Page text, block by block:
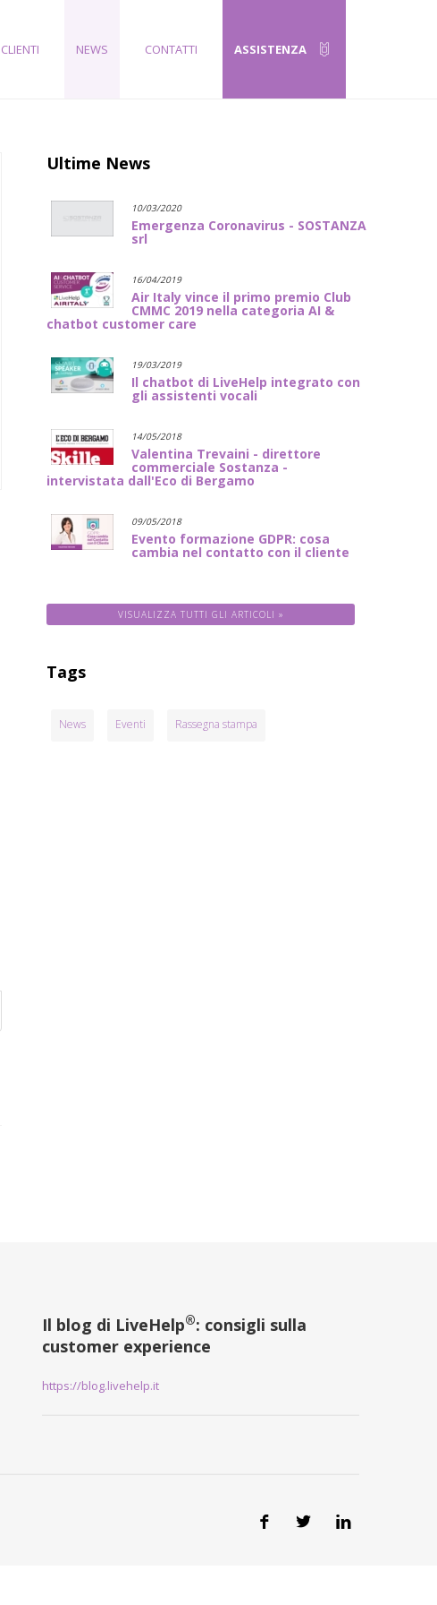
CLIENTI NEWS CONTATTI ASSISTENZA
Ultime News
10/03/2020
Emergenza Coronavirus - SOSTANZA
srl
16/04/2019
Air Italy vince il primo premio Club
CMMC 2019 nella categoria AI &
chatbot customer care
19/03/2019
Il chatbot di LiveHelp integrato con
gli assistenti vocali
14/05/2018
Valentina Trevaini - direttore
commerciale Sostanza -
intervistata dall'Eco di Bergamo
09/05/2018
Evento formazione GDPR: cosa
cambia nel contatto con il cliente
VISUALIZZA TUTTI GLI ARTICOLI »
Tags
News Eventi Rassegna stampa
Il blog di LiveHelp®: consigli sulla
customer experience
https://blog.livehelp.it